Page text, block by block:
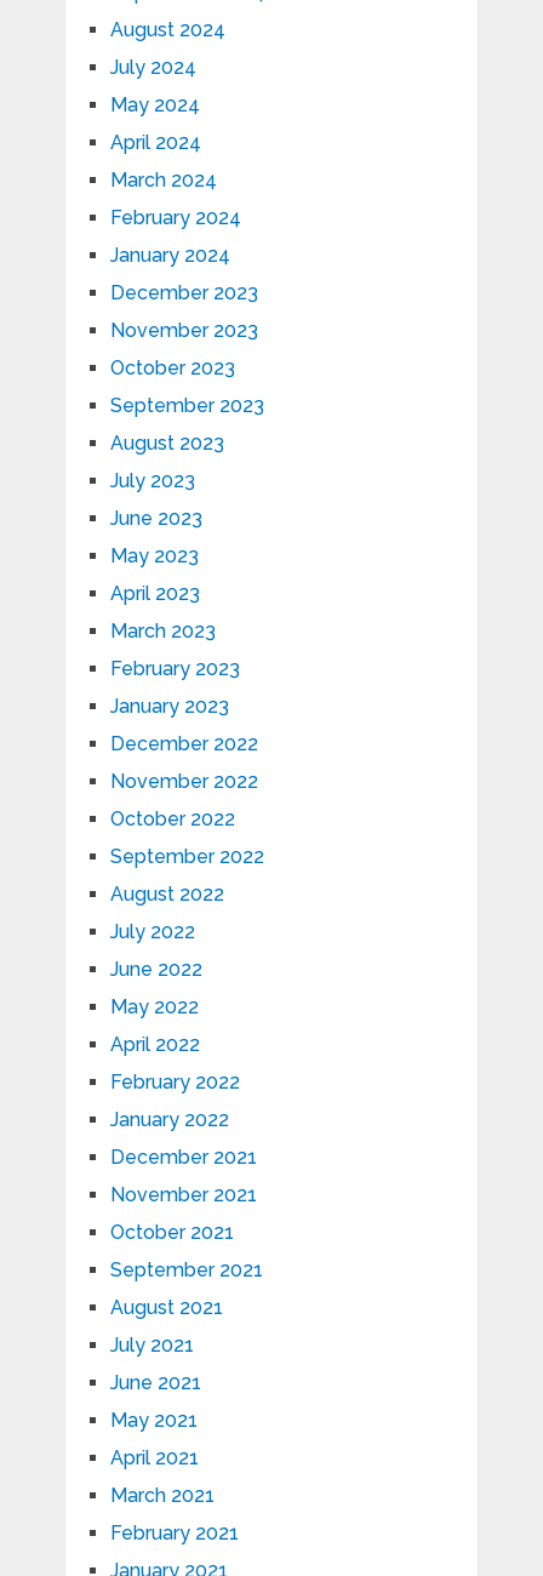
August 2024
July 2024
May 2024
April 2024
March 2024
February 2024
January 2024
December 2023
November 2023
October 2023
September 2023
August 2023
July 2023
June 2023
May 2023
April 2023
March 2023
February 2023
January 2023
December 2022
November 2022
October 2022
September 2022
August 2022
July 2022
June 2022
May 2022
April 2022
February 2022
January 2022
December 2021
November 2021
October 2021
September 2021
August 2021
July 2021
June 2021
May 2021
April 2021
March 2021
February 2021
January 2021